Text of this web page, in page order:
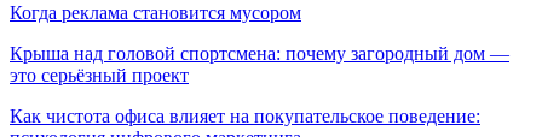
Когда реклама становится мусором
Крыша над головой спортсмена: почему загородный дом —
это серьёзный проект
Как чистота офиса влияет на покупательское поведение: